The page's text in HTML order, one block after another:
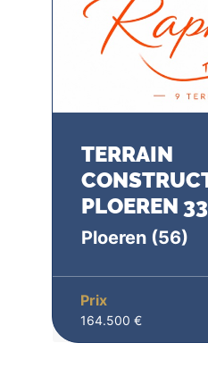
TERRAIN
PLOEREN
Ploeren (56)
Prix
164.500 €